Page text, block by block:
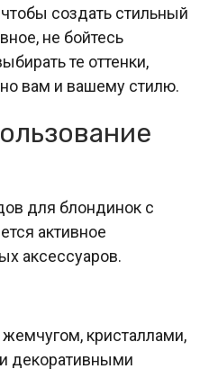
создать стильный
не бойтесь
те оттенки,
вам и вашему стилю.
для блондинок с
активное
аксессуаров.
кристаллами,
декоративными